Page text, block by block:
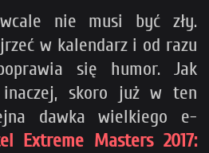
wcale nie musi być zły.
w kalendarz i od razu
się humor. Jak
inaczej, skoro już w ten
dawka wielkiego e-
Extreme Masters 2017: